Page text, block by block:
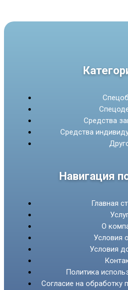
Средства
Средства
Навигация
Главная
О
Условия
Условия
Политика
Согласие на обработку